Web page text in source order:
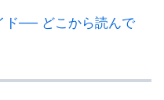
── どこから読んで